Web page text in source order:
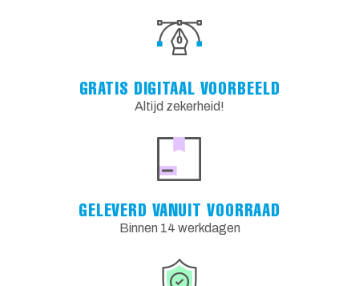
GRATIS DIGITAAL VOORBEELD
Altijd zekerheid!
GELEVERD VANUIT VOORRAAD
Binnen 14 werkdagen